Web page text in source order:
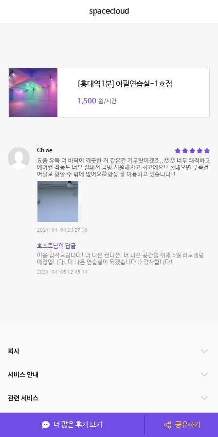
spacecloud
[홍대역1분] 어필연습실-1호점
1,500 원/시간
Chloe
요즘 유독 더 바닥이 깨끗한 거 같은건 기분탓이겠죠,,🥹🥹 너무 쾌적하고
에어컨 작동도 너무 잘돼서 금방 시원해지고 최고에요!! 홍대오면 무족건
어필로 향할 수 밖에 없어요🤭항상 잘 이용하고 있습니다!!
2024-04-04 23:27:30
호스트님의 답글
이용 감사드립니다! 더 나은 컨디션, 더 나은 공간을 위해 5월 리모델링
예정입니다! 더 나은 연습실이 되겠습니다 :) 감사합니다!
2024-04-05 12:45:14
더 많은 후기 보기 공유하기
회사
서비스 안내
관련 서비스